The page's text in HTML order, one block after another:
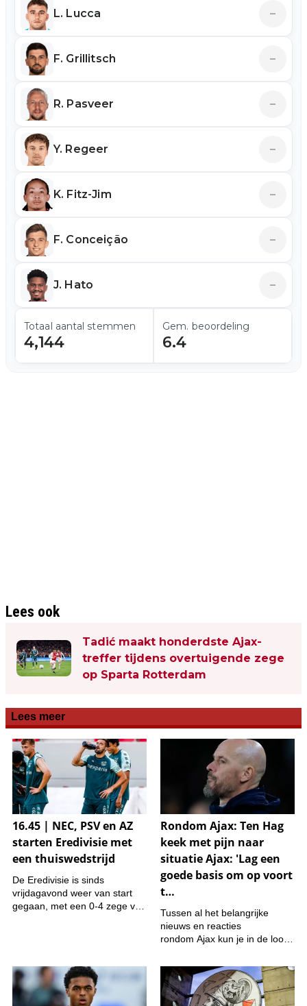
L. Lucca –
F. Grillitsch –
R. Pasveer –
Y. Regeer –
K. Fitz-Jim –
F. Conceição –
J. Hato –
Totaal aantal stemmen
4,144
Gem. beoordeling
6.4
Lees ook
Tadić maakt honderdste Ajax-
treffer tijdens overtuigende zege
op Sparta Rotterdam